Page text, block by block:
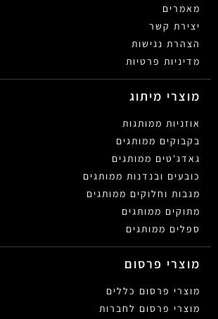
מאמרים
יצירת קשר
הצהרת נגישות
מדיניות פרטיות
מוצרי מיתוג
אוזניות ממותגות
בקבוקים ממותגים
גאדג'טים ממותגים
כובעים ובנדנות ממותגים
מגבות וחלוקים ממותגים
מתוקים ממותגים
ספלים ממותגים
מוצרי פרסום
מוצרי פרסום כללים
מוצרי פרסום לחברות